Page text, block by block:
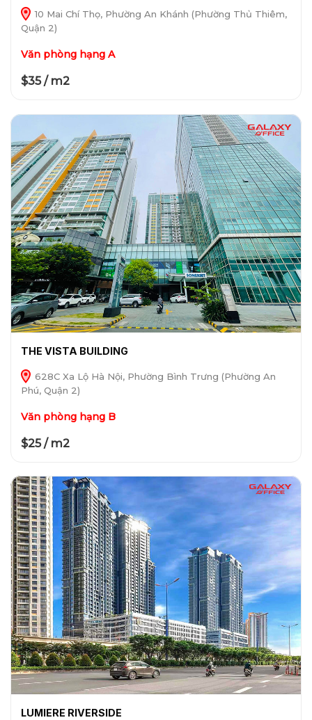
10 Mai Chí Thọ, Phường An Khánh (Phường Thủ Thiêm,
Quận 2)
Văn phòng hạng A
$35 / m2
THE VISTA BUILDING
628C Xa Lộ Hà Nội, Phường Bình Trưng (Phường An
Phú, Quận 2)
Văn phòng hạng B
$25 / m2
LUMIERE RIVERSIDE